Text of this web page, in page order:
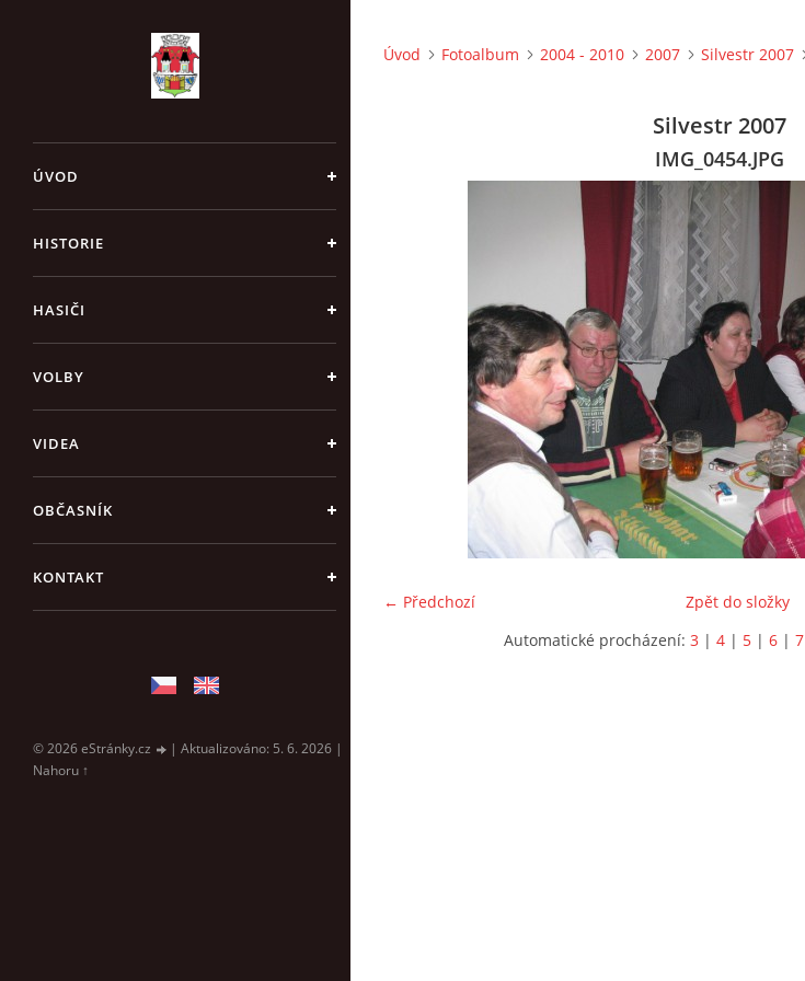
ÚVOD
HISTORIE
HASIČI
VOLBY
VIDEA
OBČASNÍK
KONTAKT
© 2026 eStránky.cz | Aktualizováno: 5. 6. 2026 |
Nahoru ↑
Úvod Fotoalbum 2004 - 2010 2007 Silvestr 2007
Silvestr 2007
IMG_0454.JPG
← Předchozí
Zpět do složky
Automatické procházení: 3 | 4 | 5 | 6 | 7